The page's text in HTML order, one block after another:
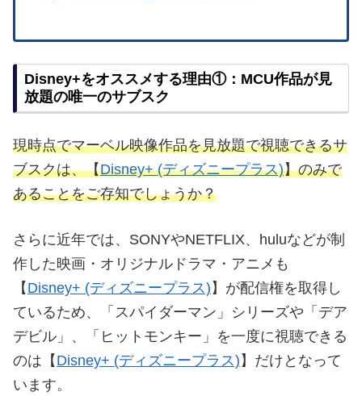
Disney+をオススメする理由①：MCU作品が見
放題の唯一のサブスク
現時点でマーベル映像作品を見放題で視聴できるサ
ブスクは、【Disney+ (ディズニープラス)】のみで
あることをご存知でしょうか？
さらに近年では、SONYやNETFLIX、huluなどが制
作した映画・オリジナルドラマ・アニメも
【 Disney+ (ディズニープラス) 】が配信権を取得し
ているため、「スパイダーマン」シリーズや「デア
デビル」、「ヒットモンキー」を一度に視聴できる
のは【 Disney+ (ディズニープラス) 】だけとなって
います。